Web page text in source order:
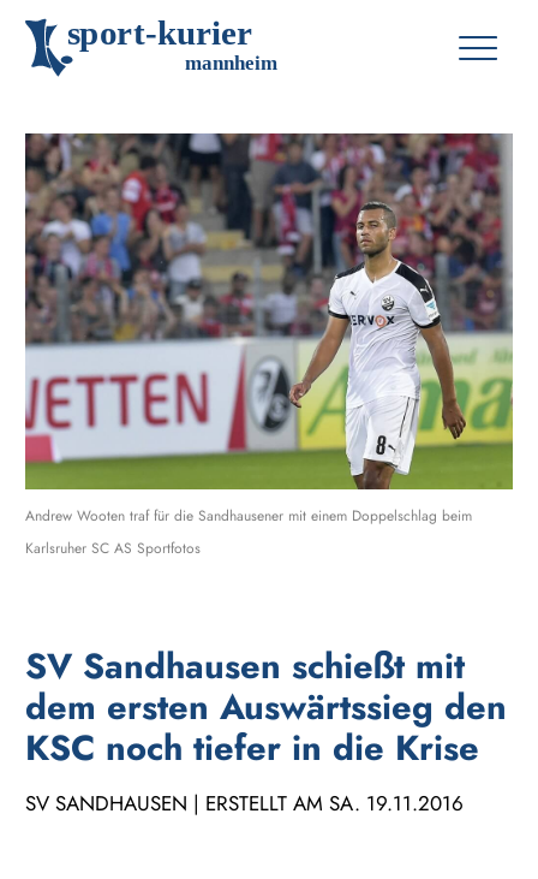
sport-kurier
mannheim
Andrew Wooten traf für die Sandhausener mit einem Doppelschlag beim
Karlsruher SC AS Sportfotos
SV Sandhausen schießt mit
dem ersten Auswärtssieg den
KSC noch tiefer in die Krise
SV SANDHAUSEN | ERSTELLT AM SA. 19.11.2016